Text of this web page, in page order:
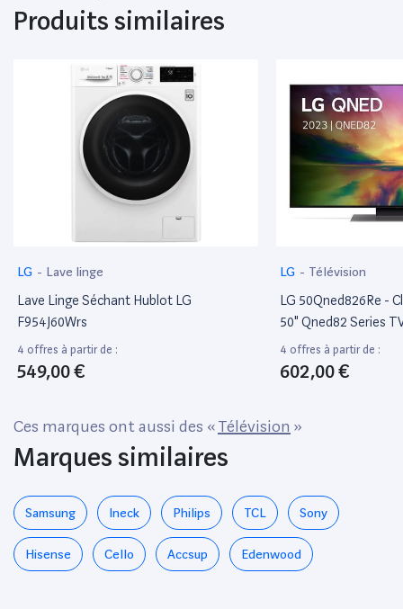
Produits similaires
LG - Lave linge
Lave Linge Séchant Hublot LG
F954J60Wrs
4 offres à partir de :
549,00 €
LG - Télévision
LG 50Qned826Re -
50" Qned82 Series
Éclairée Par Led -
Thinq Ai, Webos - 4K
4 offres à partir de :
602,00 €
Ces marques ont aussi des «Télévision »
Marques similaires
Samsung Ineck Philips TCL Sony
Hisense Cello Accsup Edenwood